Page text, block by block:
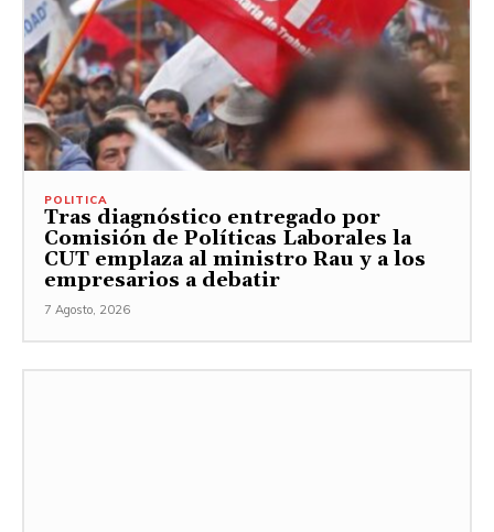
POLITICA
Tras diagnóstico entregado por
Comisión de Políticas Laborales la
CUT emplaza al ministro Rau y a los
empresarios a debatir
7 Agosto, 2026